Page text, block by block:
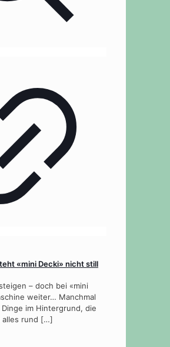
«mini Decki» nicht still
– doch bei «mini
weiter… Manchmal
im Hintergrund, die
rund […]